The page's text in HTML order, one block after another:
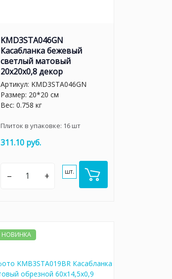
KMD3STA046GN
Касабланка бежевый
светлый матовый
20x20x0,8 декор
Артикул: KMD3STA046GN
Размер: 20*20 см
Вес: 0.758 кг
Плиток в упаковке: 16шт
311.10 руб.
– + шт.
НОВИНКА